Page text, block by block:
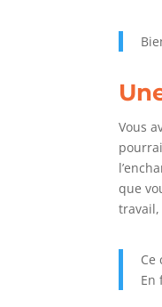
Vous
que
Ce
En